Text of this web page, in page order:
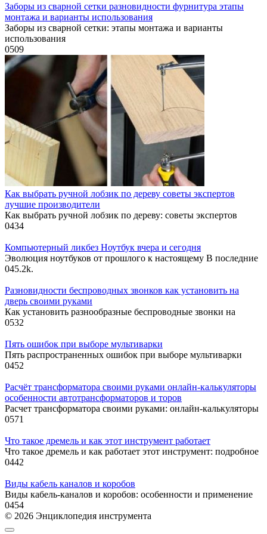
Заборы из сварной сетки разновидности фурнитура этапы
монтажа и варианты использования
Заборы из сварной сетки: этапы монтажа и варианты
использования
0509
Как выбрать ручной лобзик по дереву советы экспертов
лучшие производители
Как выбрать ручной лобзик по дереву: советы экспертов
0434
Компьютерный ликбез Ноутбук вчера и сегодня
Эволюция ноутбуков от прошлого к настоящему В последние
045.2k.
Разновидности беспроводных звонков как установить на
дверь своими руками
Как установить разнообразные беспроводные звонки на
0532
Пять ошибок при выборе мультиварки
Пять распространенных ошибок при выборе мультиварки
0452
Расчёт трансформатора своими руками онлайн-калькуляторы
особенности автотрансформаторов и торов
Расчет трансформатора своими руками: онлайн-калькуляторы
0571
Что такое дремель и как этот инструмент работает
Что такое дремель и как работает этот инструмент: подробное
0442
Виды кабель каналов и коробов
Виды кабель-каналов и коробов: особенности и применение
0454
© 2026 Энциклопедия инструмента